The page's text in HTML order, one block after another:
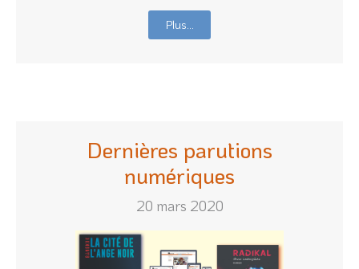
Plus…
Dernières parutions
numériques
20 mars 2020